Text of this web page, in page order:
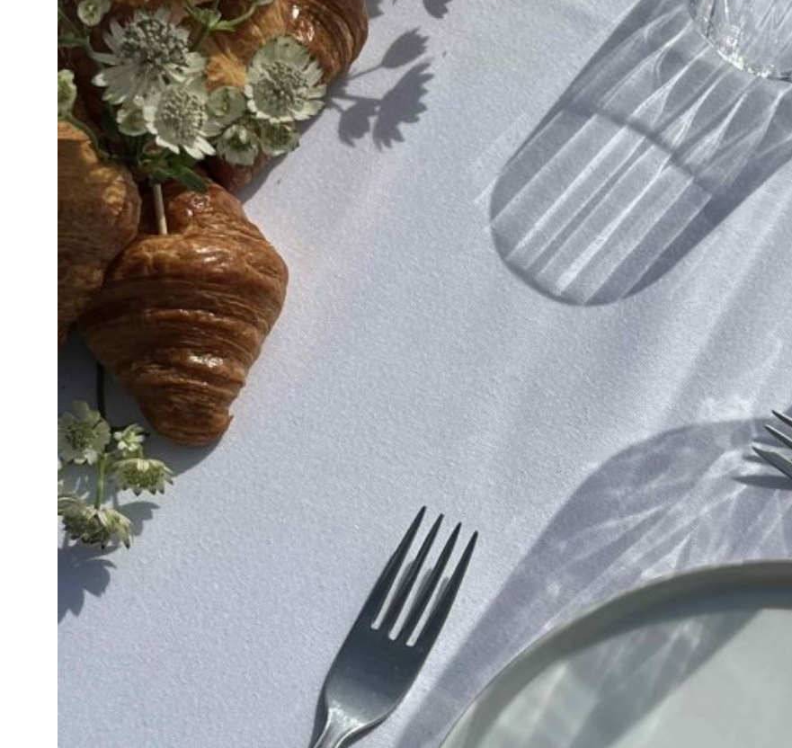
Decoration
Catering
equipment